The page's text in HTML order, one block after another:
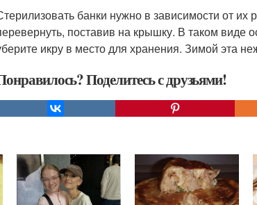
банки нужно в зависимости от их
поставив на крышку. В таком виде
икру в место для хранения. Зимой эта
Поделитесь с друзьями!